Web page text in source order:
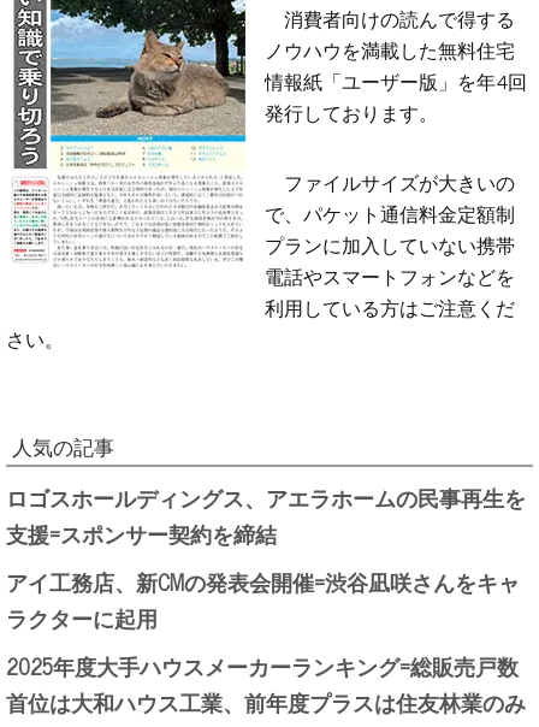
消費者向けの読んで得する
ノウハウを満載した無料住宅
情報紙「ユーザー版」を年4回
発行しております。
ファイルサイズが大きいの
で、パケット通信料金定額制
プランに加入していない携帯
電話やスマートフォンなどを
利用している方はご注意くだ
さい。
人気の記事
ロゴスホールディングス、アエラホームの民事再生を
支援=スポンサー契約を締結
アイ工務店、新CMの発表会開催=渋谷凪咲さんをキャ
ラクターに起用
2025年度大手ハウスメーカーランキング=総販売戸数
首位は大和ハウス工業、前年度プラスは住友林業のみ